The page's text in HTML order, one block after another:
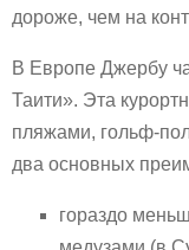
дороже, чем на
В Европе Джербу
Таити». Эта
пляжами, гольф-
два основных
гораздо